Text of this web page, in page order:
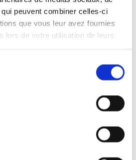
peuvent combiner celles-ci
que vous leur avez fournies
lors de votre utilisation de leurs
Vous
dès